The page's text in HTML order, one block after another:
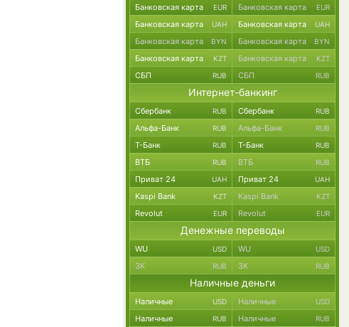
Банковская карта EUR Банковская карта EUR
Банковская карта UAH Банковская карта UAH
Банковская карта BYN Банковская карта BYN
Банковская карта KZT Банковская карта KZT
СБП RUB СБП RUB
Интернет-банкинг
Сбербанк RUB Сбербанк RUB
Альфа-Банк RUB Альфа-Банк RUB
Т-Банк RUB Т-Банк RUB
ВТБ RUB ВТБ RUB
Приват 24 UAH Приват 24 UAH
Kaspi Bank KZT Kaspi Bank KZT
Revolut EUR Revolut EUR
Денежные переводы
WU USD WU USD
ЗК RUB ЗК RUB
Наличные деньги
Наличные USD Наличные USD
Наличные RUB Наличные RUB